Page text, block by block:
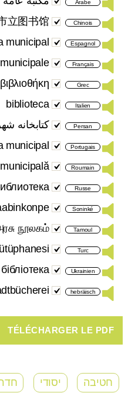
Arabe
Chinois
立图书馆
Espagnol
municipal
Français
Grec
Italien
biblioteca
Persan کتابخانه
Portugais
municipal
Roumain
Russe
Soninké
Tamoul
நூலகம்
Turc
Ukrainien
hebräisch
חטיבה יסודי